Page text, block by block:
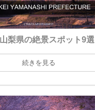
梨県の絶景スポット9選
続きを見る